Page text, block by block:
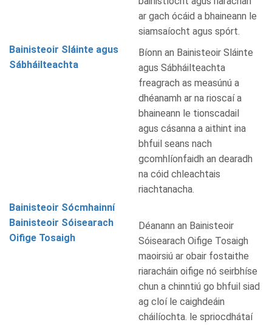
ar gach ócáid a bhaineann le
siamsaíocht agus spórt.
Bainisteoir Sláinte agus
Sábháilteachta
Bíonn an Bainisteoir Sláinte
agus Sábháilteachta
freagrach as measúnú a
dhéanamh ar na rioscaí a
bhaineann le tionscadail
agus cásanna a aithint ina
bhfuil seans nach
gcomhlíonfaidh an dearadh
na cóid chleachtais
riachtanacha.
Bainisteoir Sócmhainní
Bainisteoir Sóisearach
Oifige Tosaigh
Déanann an Bainisteoir
Sóisearach Oifige Tosaigh
maoirsiú ar obair fostaithe
riaracháin oifige nó seirbhíse
chun a chinntiú go bhfuil siad
ag cloí le caighdeáin
cháilíochta. le spriocdhátaí